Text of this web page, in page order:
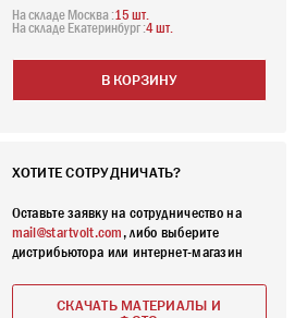
На складе Москва :15 шт.
На складе Екатеринбург :4 шт.
В КОРЗИНУ
ХОТИТЕ СОТРУДНИЧАТЬ?
Оставьте заявку на сотрудничество на
mail@startvolt.com, либо выберите
дистрибьютора или интернет-магазин
СКАЧАТЬ МАТЕРИАЛЫ И